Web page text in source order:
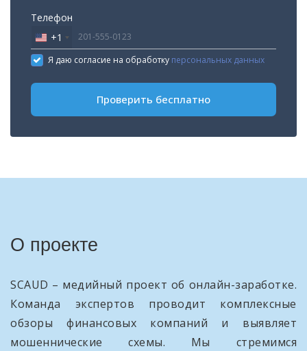
Телефон
United
States
+1
+1
Я даю согласие на обработку персональных данных
Проверить бесплатно
О проекте
SCAUD – медийный проект об онлайн-заработке.
Команда экспертов проводит комплексные
обзоры финансовых компаний и выявляет
мошеннические схемы. Мы стремимся